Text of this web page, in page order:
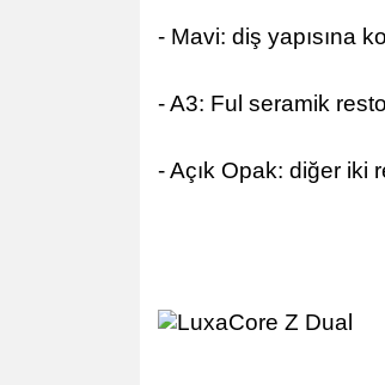
- Mavi: diş yapısına
- A3: Ful seramik
- Açık Opak: diğer iki